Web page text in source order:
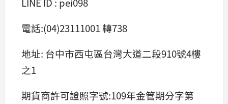
電話:(04)23111001 轉738
地址: 台中市西屯區台灣大道二段910號4樓
之1
期貨商許可證照字號:109年金管期分字第